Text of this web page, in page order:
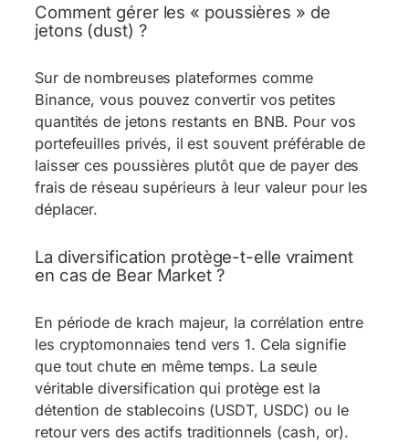
Comment gérer les « poussières » de
jetons (dust) ?
Sur de nombreuses plateformes comme
Binance, vous pouvez convertir vos petites
quantités de jetons restants en BNB. Pour vos
portefeuilles privés, il est souvent préférable de
laisser ces poussières plutôt que de payer des
frais de réseau supérieurs à leur valeur pour les
déplacer.
La diversification protège-t-elle vraiment
en cas de Bear Market ?
En période de krach majeur, la corrélation entre
les cryptomonnaies tend vers 1. Cela signifie
que tout chute en même temps. La seule
véritable diversification qui protège est la
détention de stablecoins (USDT, USDC) ou le
retour vers des actifs traditionnels (cash, or).